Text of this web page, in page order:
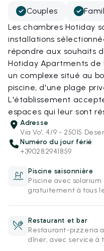
Couples
Les chambres Hotiday
installations
répondre aux souhaits
Hotiday Apartments de
un complexe situé au
piscine, d'une plage
L'établissement
espaces qui leur sont
Adresse
Via Vo', 4/9 - 25015
Numéro du jour férié
+390282941859
Piscine saisonnière
Piscine avec
gratuitement à tous
Restaurant et bar
Restaurant-pizzeria
dîner, avec service à